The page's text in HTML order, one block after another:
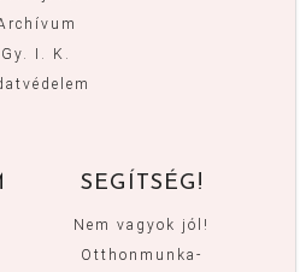
Gy. I. K.
SEGÍTSÉG!
Nem vagyok jól!
Otthonmunka-